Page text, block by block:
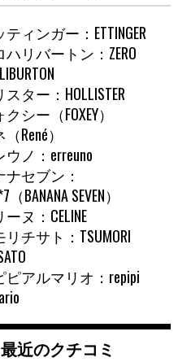
ィンガー：ETTINGER
ハリバートン：ZERO
ター：HOLLISTER
シー（FOXEY）
René）
ウノ：erreuno
ナセブン：
（BANANA SEVEN）
ヌ：CELINE
リチサト：TSUMORI
ピアルマリオ：repipi
最近のクチコミ